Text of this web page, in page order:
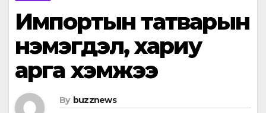
Импортын татварын
нэмэгдэл, хариу
арга хэмжээ
By buzznews